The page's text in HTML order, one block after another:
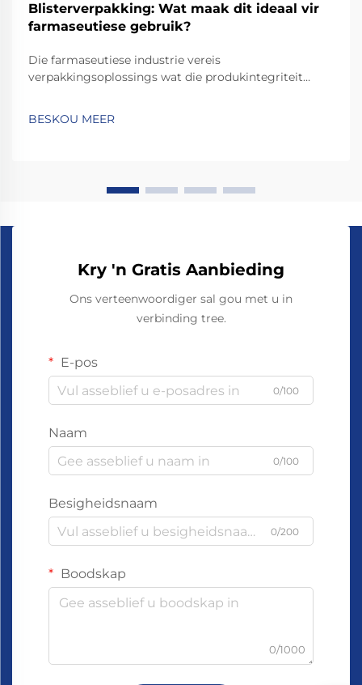
Blisterverpakking: Wat maak dit ideaal vir
farmaseutiese gebruik?
Die farmaseutiese industrie vereis
verpakkingsoplossings wat die produkintegriteit
BESKOU MEER
Kry 'n Gratis Aanbieding
Ons verteenwoordiger sal gou met u in
verbinding tree.
E-pos
0/100
Naam
0/100
Besigheidsnaam
0/200
Boodskap
0/1000